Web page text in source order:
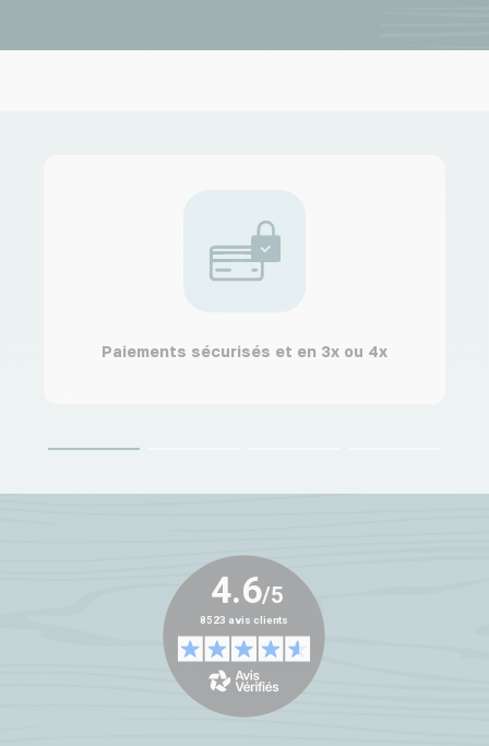
Paiements sécurisés et en 3x ou 4x